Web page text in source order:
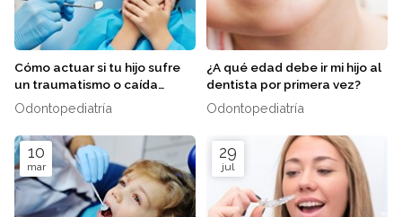
Cómo actuar si tu hijo sufre
un traumatismo o caída
dental
Odontopediatría
¿A qué edad debe ir mi hijo al
dentista por primera vez?
Odontopediatría
10
mar
29
jul